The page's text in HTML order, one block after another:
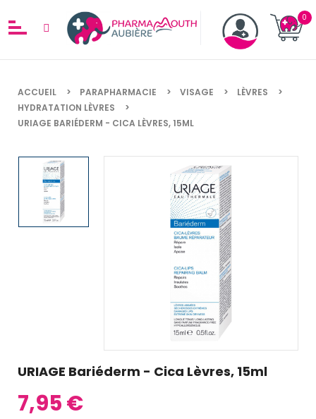
ACCUEIL PARAPHARMACIE VISAGE
LÈVRES
HYDRATATION LÈVRES
URIAGE BARIÉDERM - CICA LÈVRES, 15ML
URIAGE Bariéderm - Cica Lèvres, 15ml
7,95 €